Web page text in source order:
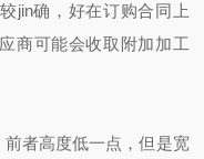
jin确，好在订购合同上
商可能会收取附加加工
者高度低一点，但是宽